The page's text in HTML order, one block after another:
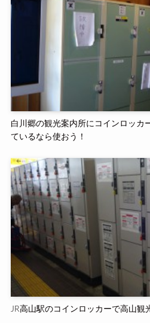
白川郷の観光案内所にコインロッカ
ているなら使おう！
JR高山駅のコインロッカーで高山観